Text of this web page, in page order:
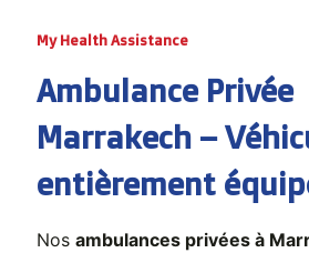
My Health Assistance
Ambulance Privée
Marrakech –
entièrement
Nos ambulances privées à